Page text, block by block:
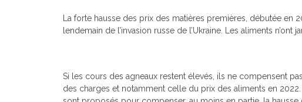
La forte hausse des prix des matières premières, débutée en
lendemain de l’invasion russe de l’Ukraine. Les aliments n’ont
Si les cours des agneaux restent élevés, ils ne compensent
des charges et notamment celle du prix des aliments en 2022.